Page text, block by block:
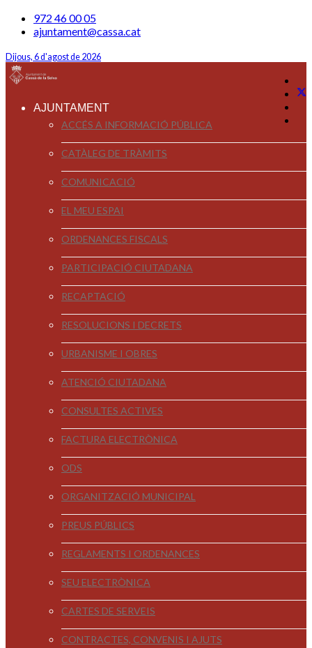
972 46 00 05
ajuntament@cassa.cat
Dijous, 6 d'agost de 2026
AJUNTAMENT
ACCÉS A INFORMACIÓ PÚBLICA
CATÀLEG DE TRÀMITS
COMUNICACIÓ
EL MEU ESPAI
ORDENANCES FISCALS
PARTICIPACIÓ CIUTADANA
RECAPTACIÓ
RESOLUCIONS I DECRETS
URBANISME I OBRES
ATENCIÓ CIUTADANA
CONSULTES ACTIVES
FACTURA ELECTRÒNICA
ODS
ORGANITZACIÓ MUNICIPAL
PREUS PÚBLICS
REGLAMENTS I ORDENANCES
SEU ELECTRÒNICA
CARTES DE SERVEIS
CONTRACTES, CONVENIS I AJUTS